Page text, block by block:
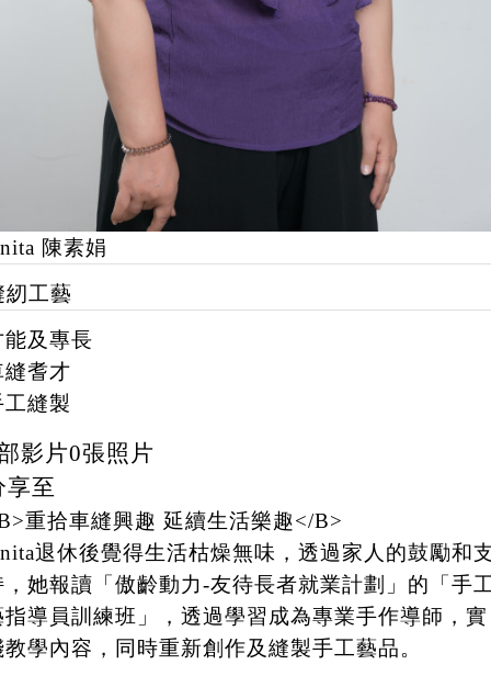
陳素娟
紉工藝
能及專長
縫耆才
工縫製
影片0張照片
享至
重拾車縫興趣 延續生活樂趣</B>
退休後覺得生活枯燥無味，透過家人的鼓勵和
，她報讀「傲齡動力-友待長者就業計劃」的「手
指導員訓練班」，透過學習成為專業手作導師，實
教學內容，同時重新創作及縫製手工藝品。